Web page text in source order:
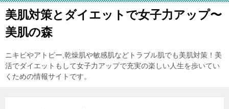
美肌対策とダイエットで女子力アップ〜
美肌の森
ニキビやアトピー,乾燥肌や敏感肌などトラブル肌でも美肌対策！美
活でダイエットもして女子力アップで充実の楽しい人生を歩いてい
くための情報サイトです。